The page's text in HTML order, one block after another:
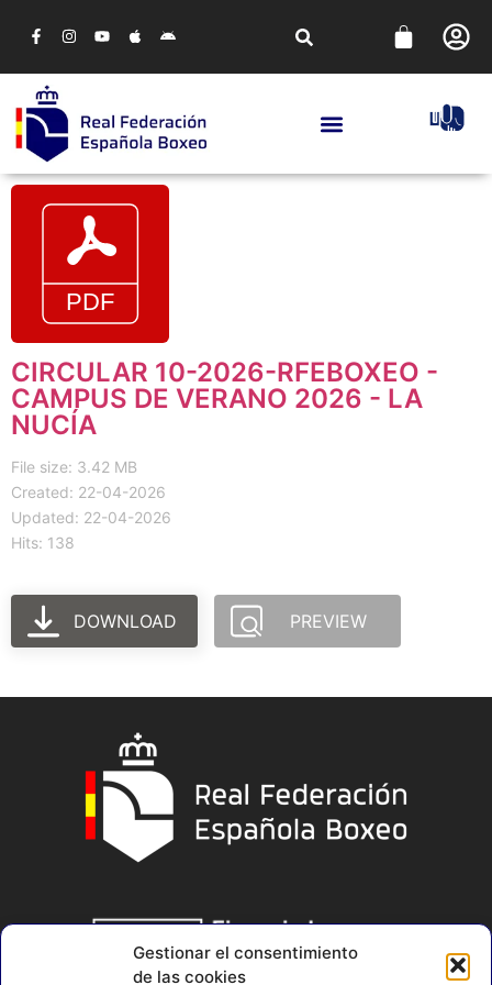
Gestionar el consentimiento
de las cookies
CIRCULAR 10-2026-RFEBOXEO -
CAMPUS DE VERANO 2026 - LA
NUCÍA
File size: 3.42 MB
Created: 22-04-2026
Updated: 22-04-2026
Hits: 138
DOWNLOAD PREVIEW